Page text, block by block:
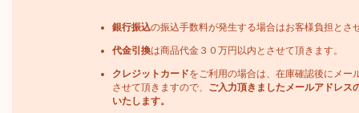
銀行振込の振込手数料が発生する場合はお客様負担とさ
代金引換は商品代金３０万円以内とさせて頂きます。
クレジットカードをご利用の場合は、在庫確認後にメー
させて頂きますので、
ご入力頂きましたメールアドレス
いたします。